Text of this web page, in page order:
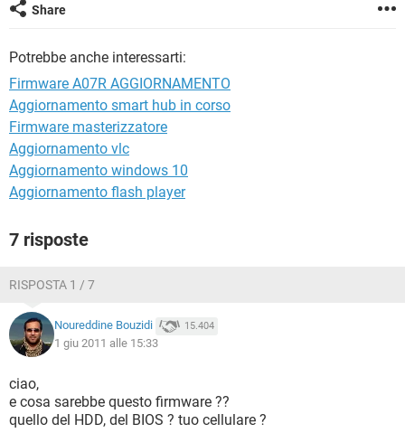
HARDWARE
HARDWARE
iOS
HARDWARE
Share
Potrebbe anche interessarti:
Firmware A07R AGGIORNAMENTO
Aggiornamento smart hub in corso
Firmware masterizzatore
Aggiornamento vlc
Aggiornamento windows 10
Aggiornamento flash player
7 risposte
RISPOSTA 1 / 7
Noureddine Bouzidi 15.404
1 giu 2011 alle 15:33
ciao,
e cosa sarebbe questo firmware ??
quello del HDD, del BIOS ? tuo cellulare ?